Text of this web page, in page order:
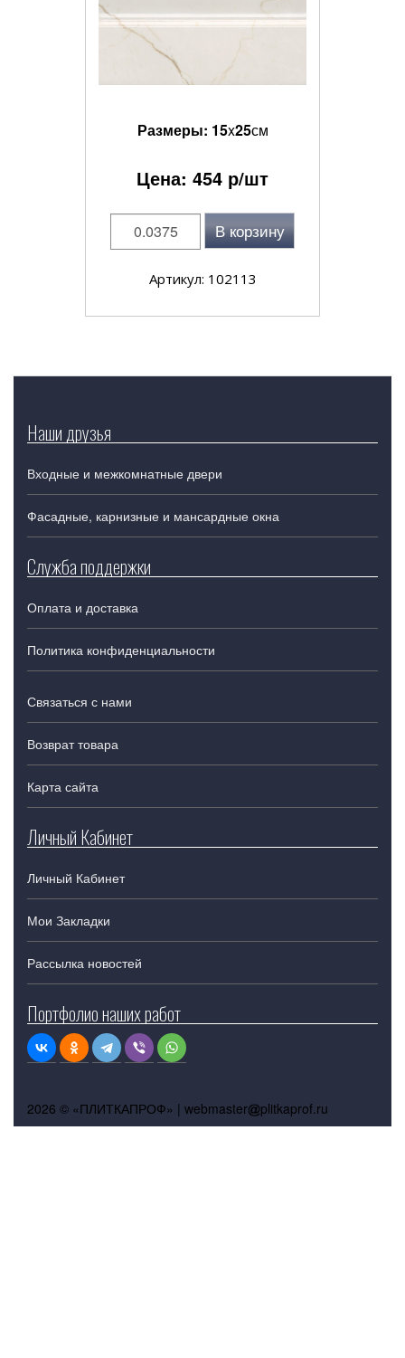
Размеры: 15x25см
Цена: 454 р/шт
В корзину
Артикул: 102113
Наши друзья
Входные и межкомнатные двери
Фасадные, карнизные и мансардные окна
Служба поддержки
Оплата и доставка
Политика конфиденциальности
Связаться с нами
Возврат товара
Карта сайта
Личный Кабинет
Личный Кабинет
Мои Закладки
Рассылка новостей
Портфолио наших работ
2026 © «ПЛИТКАПРОФ» | webmaster plitkaprof.ru